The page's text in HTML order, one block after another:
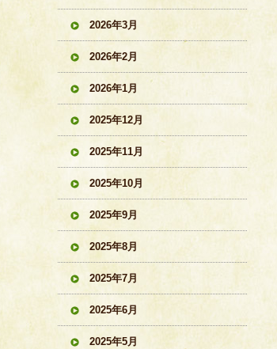
2026年3月
2026年2月
2026年1月
2025年12月
2025年11月
2025年10月
2025年9月
2025年8月
2025年7月
2025年6月
2025年5月